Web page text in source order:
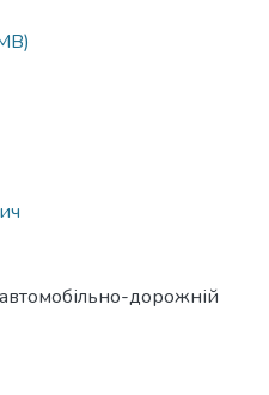
дорожній